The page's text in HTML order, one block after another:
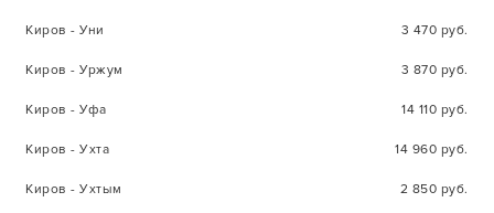
Киров - Уни 3 470 руб.
Киров - Уржум 3 870 руб.
Киров - Уфа 14 110 руб.
Киров - Ухта 14 960 руб.
Киров - Ухтым 2 850 руб.